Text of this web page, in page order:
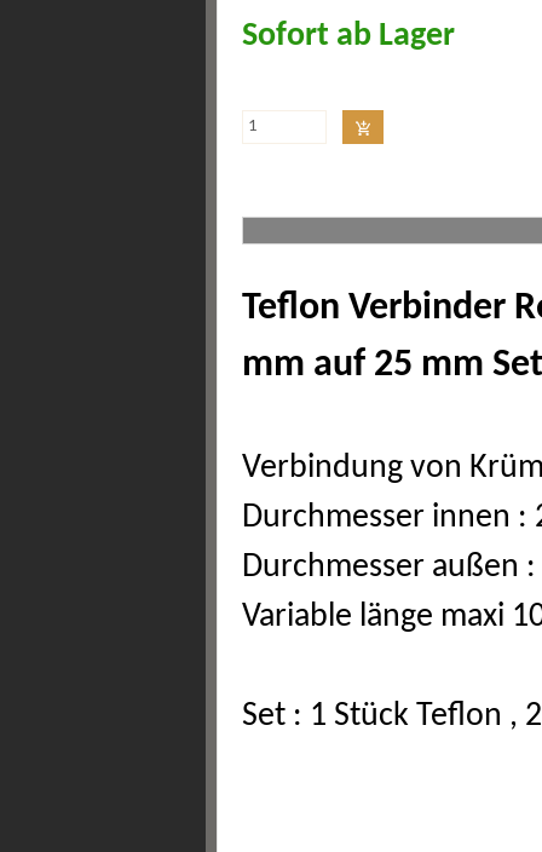
Sofort ab Lager
Teflon Verbinder
mm auf 25 mm
Verbindung von
Durchmesser innen :
Durchmesser außen
Variable länge maxi
Set : 1 Stück Teflon ,